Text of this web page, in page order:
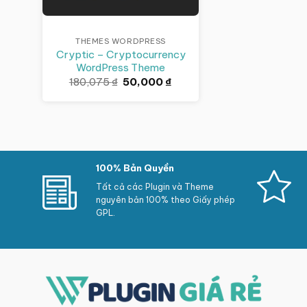
THEMES WORDPRESS
Cryptic – Cryptocurrency
WordPress Theme
180,075₫ Giá
50,000 ₫
100% Bản Quyền
Tất cả các Plugin và Theme
nguyên bản 100% theo Giấy phép
GPL.